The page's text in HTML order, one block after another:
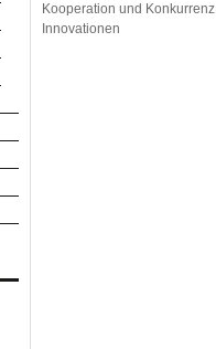
Kooperation und Konkurrenz
Innovationen